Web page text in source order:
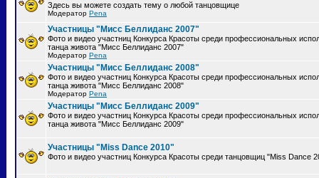
Здесь вы можете создать тему о любой танцовщице
Модератор Pena
Участницы "Мисс Беллиданс 2007"
Фото и видео участниц Конкурса Красоты среди профессиональных
танца живота "Мисс Беллиданс 2007"
Модератор Pena
Участницы "Мисс Беллиданс 2008"
Фото и видео участниц Конкурса Красоты среди профессиональных
танца живота "Мисс Беллиданс 2008"
Модератор Pena
Участницы "Мисс Беллиданс 2009"
Фото и видео участниц Конкурса Красоты среди профессиональных
танца живота "Мисс Беллиданс 2009"
Участницы "Miss Dance 2010"
Фото и видео участниц Конкурса Красоты среди танцовщиц "Miss Dance